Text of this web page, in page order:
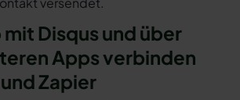
Disqus und über
Apps verbinden
Zapier